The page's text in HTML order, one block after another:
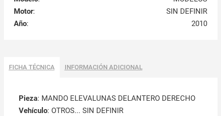
Motor:
SIN DEFINIR
Año: 2010
FICHA TÉCNICA INFORMACIÓN ADICIONAL
Pieza: MANDO ELEVALUNAS DELANTERO DERECHO
Vehículo: OTROS... SIN DEFINIR